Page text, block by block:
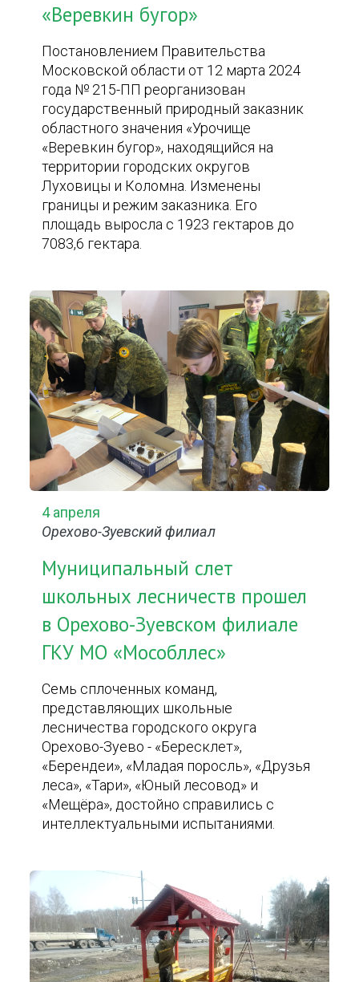
«Веревкин бугор»
Постановлением Правительства
Московской области от 12 марта 2024
года № 215-ПП реорганизован
государственный природный заказник
областного значения «Урочище
«Веревкин бугор», находящийся на
территории городских округов
Луховицы и Коломна. Изменены
границы и режим заказника. Его
площадь выросла с 1923 гектаров до
7083,6 гектара.
4 апреля
Орехово-Зуевский филиал
Муниципальный слет
школьных лесничеств прошел
в Орехово-Зуевском филиале
ГКУ МО «Мособллес»
Семь сплоченных команд,
представляющих школьные
лесничества городского округа
Орехово-Зуево - «Бересклет»,
«Берендеи», «Младая поросль», «Друзья
леса», «Тари», «Юный лесовод» и
«Мещёра», достойно справились с
интеллектуальными испытаниями.